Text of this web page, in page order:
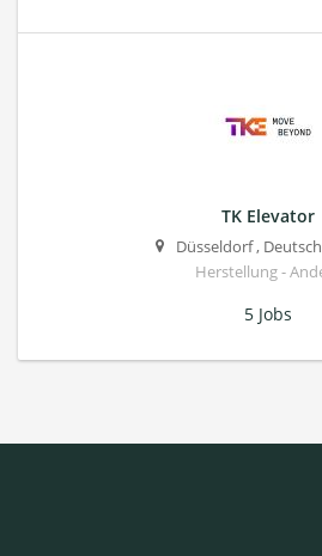
TK Elevator
Düsseldorf,
Herstellung -
5 Jobs